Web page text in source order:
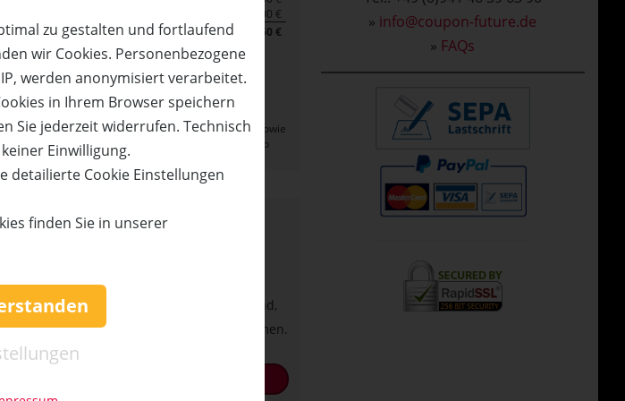
zu gestalten und fortlaufend
wir Cookies. Personenbezogene
werden anonymisiert verarbeitet.
in Ihrem Browser speichern
Sie jederzeit widerrufen. Technisch
Einwilligung.
detailierte Cookie Einstellungen
finden Sie in unserer
0,00 €
Gesamtsumme:
28,50 €
Angabe der Gutscheinnummer per E-Mail an
für alle Plätze. Eine Bar- bzw. Restauszahlung sowie
Einlösbar nach Verfügbarkeit und 3 Jahre ab
Kundenkonto
Die Daten, die zur Bestellung nötig sind,
aus Ihrem Kundenkonto übernommen.
» info@coupon-future.de
» FAQs